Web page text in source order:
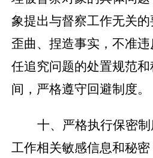
象提出与督察工作无关的
歪曲、捏造事实，不准
任追究问题的处置规范
间，严格遵守回避制度。
十、严格执行保密
工作相关敏感信息和秘密